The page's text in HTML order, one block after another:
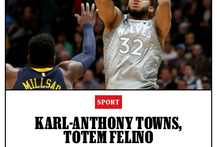
SPORT
KARL-ANTHONY TOWNS,
TOTEM FELINO